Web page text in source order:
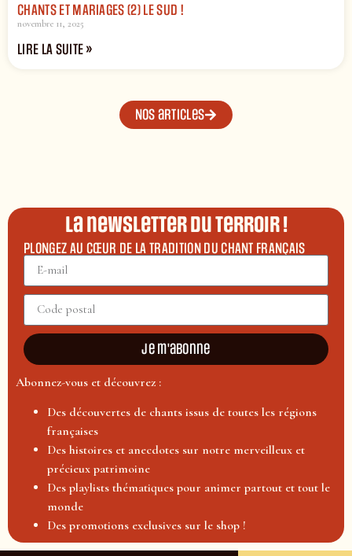
CHANTS ET MARIAGES (2) LE SUD !
novembre 11, 2025
LIRE LA SUITE »
Nos articles
La newsletter du terroir !
PLONGEZ AU CŒUR DE LA TRADITION DU CHANT FRANÇAIS
Je m'abonne
Abonnez-vous et découvrez :
Des découvertes de chants issus de toutes les régions
françaises
Des histoires et anecdotes sur notre merveilleux et
précieux patrimoine
Des playlists thématiques pour animer partout et tout le
monde
Des promotions exclusives sur le shop !